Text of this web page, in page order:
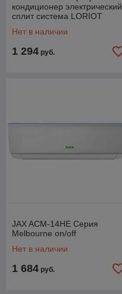
кондиционер электрический
сплит система LORIOT
Нет в наличии
1 294 руб.
JAX ACM-14HE Серия
Melbourne on/off
Нет в наличии
1 684 руб.